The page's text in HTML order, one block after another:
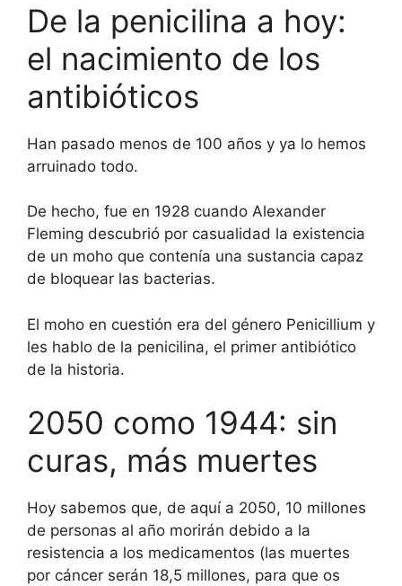
De la penicilina a hoy:
el nacimiento de los
antibióticos
Han pasado menos de 100 años y ya lo hemos
arruinado todo.
De hecho, fue en 1928 cuando Alexander
Fleming descubrió por casualidad la existencia
de un moho que contenía una sustancia capaz
de bloquear las bacterias.
El moho en cuestión era del género Penicillium y
les hablo de la penicilina, el primer antibiótico
de la historia.
2050 como 1944: sin
curas, más muertes
Hoy sabemos que, de aquí a 2050, 10 millones
de personas al año morirán debido a la
resistencia a los medicamentos (las muertes
por cáncer serán 18,5 millones, para que os